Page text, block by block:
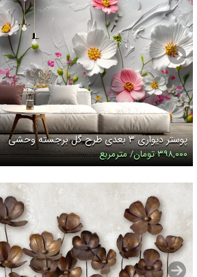
پوستر دیواری ۳ بعدی طرح گل برجسته وحشی
۳۹۸,۰۰۰ تومان/ مترمربع